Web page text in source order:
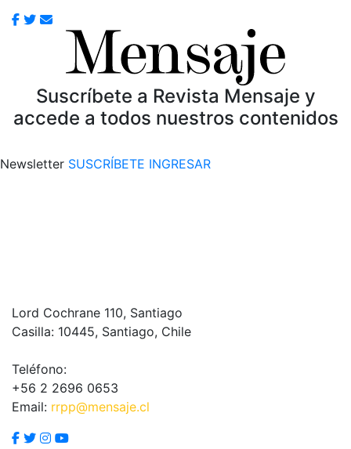
Suscríbete a Revista Mensaje y
accede a todos nuestros contenidos
Newsletter SUSCRÍBETE INGRESAR
Lord Cochrane 110, Santiago
Casilla: 10445, Santiago, Chile
Teléfono:
+56 2 2696 0653
Email: rrpp@mensaje.cl